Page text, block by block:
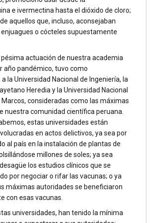
e ivermectina hasta el dióxido de cloro;
aquellos que, incluso, aconsejaban
o cócteles supuestamente
pésima actuación de nuestra academia
año pandémico, tuvo como
la Universidad Nacional de Ingeniería, la
Heredia y la Universidad Nacional
Marcos, consideradas como las máximas
nuestra comunidad científica peruana.
estas universidades están
en actos delictivos, ya sea por
al país en la instalación de plantas de
millones de soles; ya sea
los estudios clínicos que se
por negociar o rifar las vacunas; o ya
máximas autoridades se beneficiaron
con esas vacunas.
universidades, han tenido la mínima